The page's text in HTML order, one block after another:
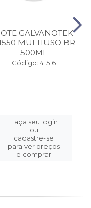
GALVANOTEK
MULTIUSO BR
500ML
Código: 41516
Faça seu login
ou
cadastre-se
para ver preços
e comprar